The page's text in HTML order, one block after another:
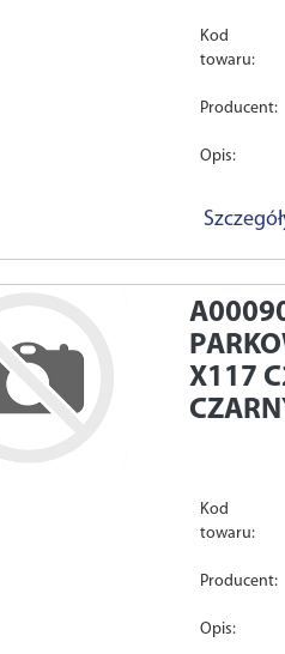
Kod
towaru:
Producent:
Opis:
X117
Kod
towaru:
Producent:
Opis: